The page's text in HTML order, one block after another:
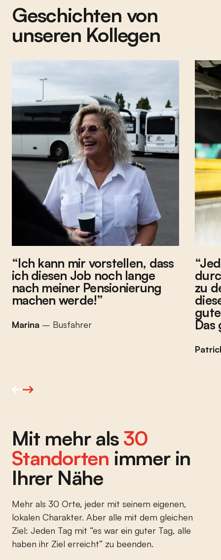
Geschichten von
unseren Kollegen
Ich kann mir vorstellen, dass
ich diesen Job noch lange
nach meiner Pensionierung
machen werde!
Marina – Busfahrer
zu
Mit mehr als 30
Standorten immer in
Ihrer Nähe
Mehr als 30 Orte, jeder mit seinem eigenen,
lokalen Charakter. Aber alle mit dem gleichen
Ziel: Jeden Tag mit “es war ein guter Tag, alle
haben ihr Ziel erreicht” zu beenden.